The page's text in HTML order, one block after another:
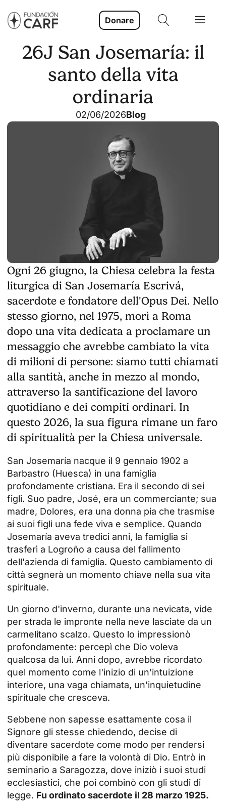
Donare
26J San Josemaría: il
santo della vita
ordinaria
02/06/2026Blog
Ogni 26 giugno, la Chiesa celebra la festa
liturgica di San Josemaría Escrivá,
sacerdote e fondatore dell'Opus Dei. Nello
stesso giorno, nel 1975, morì a Roma
dopo una vita dedicata a proclamare un
messaggio che avrebbe cambiato la vita
di milioni di persone: siamo tutti chiamati
alla santità, anche in mezzo al mondo,
attraverso la santificazione del lavoro
quotidiano e dei compiti ordinari. In
questo 2026, la sua figura rimane un faro
di spiritualità per la Chiesa universale.
San Josemaría nacque il 9 gennaio 1902 a
Barbastro (Huesca) in una famiglia
profondamente cristiana. Era il secondo di sei
figli. Suo padre, José, era un commerciante; sua
madre, Dolores, era una donna pia che trasmise
ai suoi figli una fede viva e semplice. Quando
Josemaría aveva tredici anni, la famiglia si
trasferì a Logroño a causa del fallimento
dell'azienda di famiglia. Questo cambiamento di
città segnerà un momento chiave nella sua vita
spirituale.
Un giorno d'inverno, durante una nevicata, vide
per strada le impronte nella neve lasciate da un
carmelitano scalzo. Questo lo impressionò
profondamente: percepì che Dio voleva
qualcosa da lui. Anni dopo, avrebbe ricordato
quel momento come l'inizio di un'intuizione
interiore, una vaga chiamata, un'inquietudine
spirituale che cresceva.
Sebbene non sapesse esattamente cosa il
Signore gli stesse chiedendo, decise di
diventare sacerdote come modo per rendersi
più disponibile a fare la volontà di Dio. Entrò in
seminario a Saragozza, dove iniziò i suoi studi
ecclesiastici, che poi combinò con gli studi di
legge. Fu ordinato sacerdote il 28 marzo 1925.